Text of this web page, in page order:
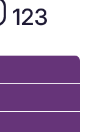
123